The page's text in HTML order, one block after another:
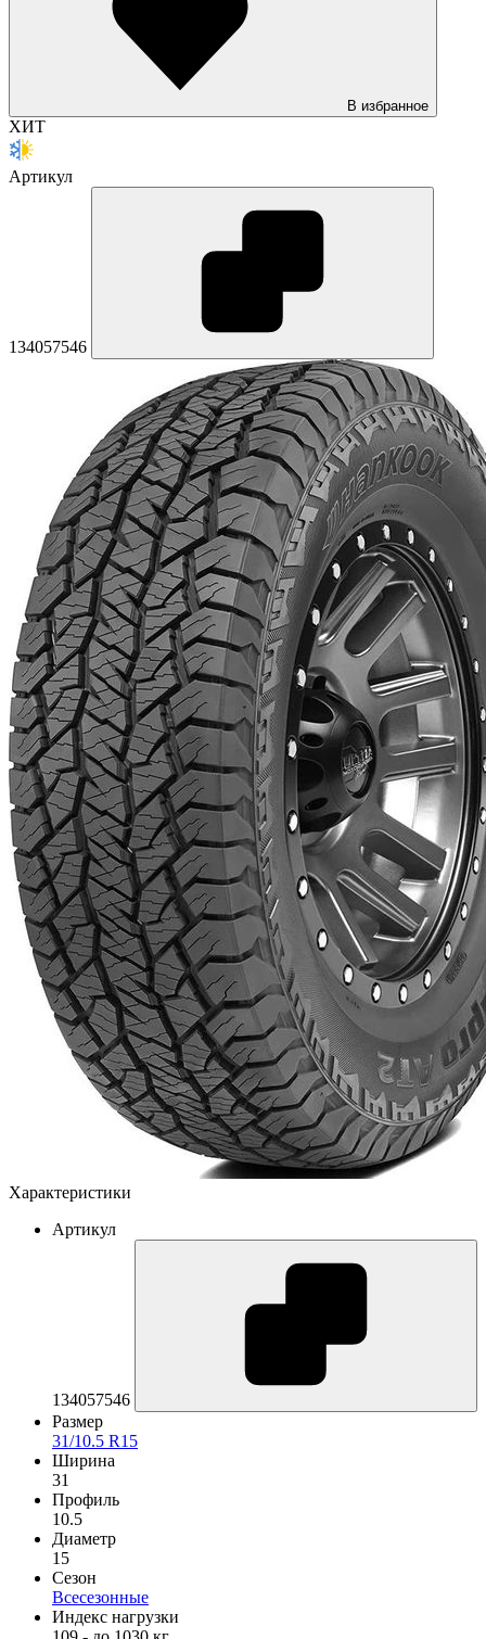
В избранное
ХИТ
Артикул
134057546
Характеристики
Артикул
134057546
Размер
31/10.5 R15
Ширина
31
Профиль
10.5
Диаметр
15
Сезон
Всесезонные
Индекс нагрузки